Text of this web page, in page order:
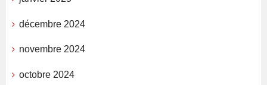
décembre 2024
novembre 2024
octobre 2024